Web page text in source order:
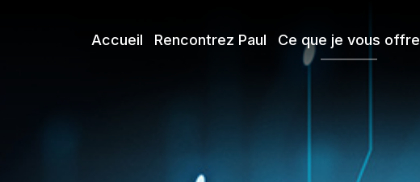
Accueil Rencontrez Paul Ce que je vous offre